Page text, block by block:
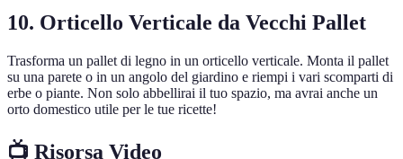
10. Orticello Verticale da Vecchi Pallet
Trasforma un pallet di legno in un orticello verticale. Monta il pallet
su una parete o in un angolo del giardino e riempi i vari scomparti di
erbe o piante. Non solo abbellirai il tuo spazio, ma avrai anche un
orto domestico utile per le tue ricette!
📺 Risorsa Video